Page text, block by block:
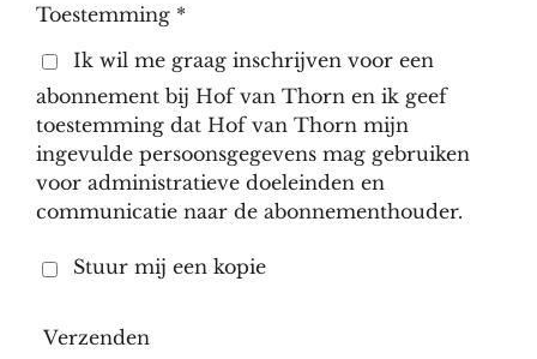
Toestemming *
Ik wil me graag inschrijven voor een
abonnement bij Hof van Thorn en ik geef
toestemming dat Hof van Thorn mijn
ingevulde persoonsgegevens mag gebruiken
voor administratieve doeleinden en
communicatie naar de abonnementhouder.
Stuur mij een kopie
Verzenden